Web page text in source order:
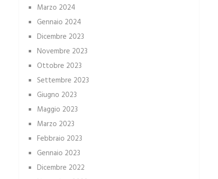
Marzo 2024
Gennaio 2024
Dicembre 2023
Novembre 2023
Ottobre 2023
Settembre 2023
Giugno 2023
Maggio 2023
Marzo 2023
Febbraio 2023
Gennaio 2023
Dicembre 2022